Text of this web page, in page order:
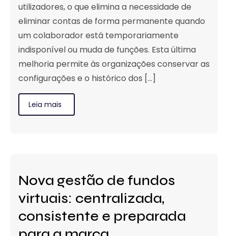
utilizadores, o que elimina a necessidade de
eliminar contas de forma permanente quando
um colaborador está temporariamente
indisponível ou muda de funções. Esta última
melhoria permite às organizações conservar as
configurações e o histórico dos [...]
Leia mais
Nova gestão de fundos
virtuais: centralizada,
consistente e preparada